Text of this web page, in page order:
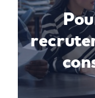
Blog RH
Je suis un